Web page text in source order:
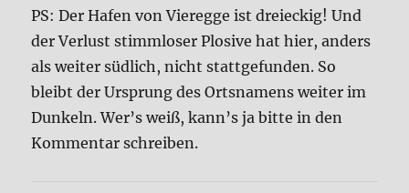
PS: Der Hafen von Vieregge ist dreieckig! Und
der Verlust stimmloser Plosive hat hier, anders
als weiter südlich, nicht stattgefunden. So
bleibt der Ursprung des Ortsnamens weiter im
Dunkeln. Wer’s weiß, kann’s ja bitte in den
Kommentar schreiben.